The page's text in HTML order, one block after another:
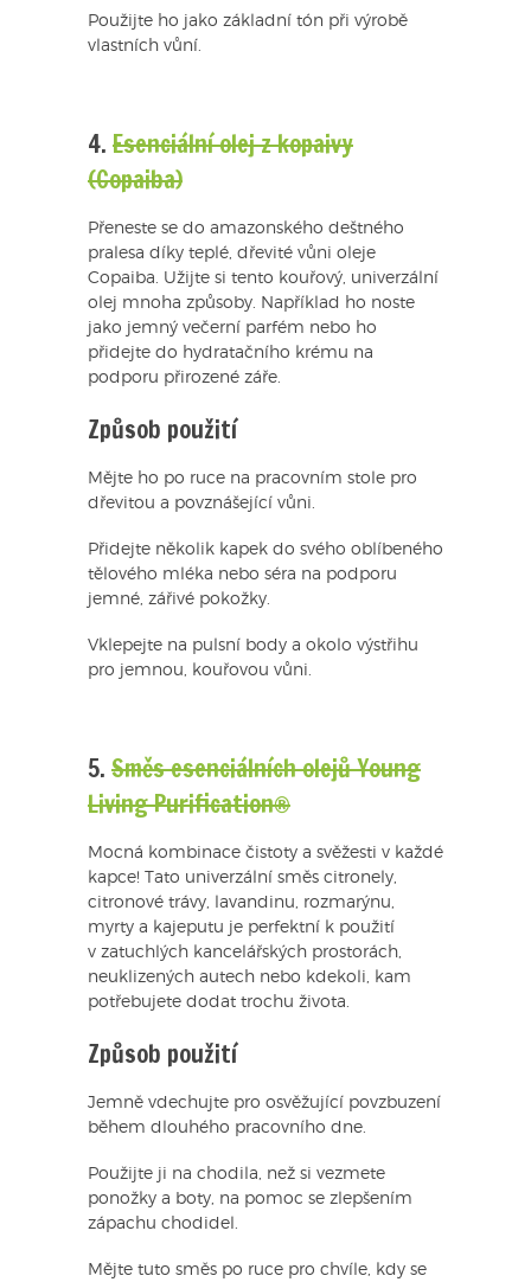
Použijte ho jako základní tón při výrobě
vlastních vůní.
4. Esenciální olej z kopaivy
(Copaiba)
Přeneste se do amazonského deštného
pralesa díky teplé, dřevité vůni oleje
Copaiba. Užijte si tento kouřový, univerzální
olej mnoha způsoby. Například ho noste
jako jemný večerní parfém nebo ho
přidejte do hydratačního krému na
podporu přirozené záře.
Způsob použití
Mějte ho po ruce na pracovním stole pro
dřevitou a povznášející vůni.
Přidejte několik kapek do svého oblíbeného
tělového mléka nebo séra na podporu
jemné, zářivé pokožky.
Vklepejte na pulsní body a okolo výstřihu
pro jemnou, kouřovou vůni.
5. Směs esenciálních olejů Young
Living Purification®
Mocná kombinace čistoty a svěžesti v každé
kapce! Tato univerzální směs citronely,
citronové trávy, lavandinu, rozmarýnu,
myrty a kajeputu je perfektní k použití
v zatuchlých kancelářských prostorách,
neuklizených autech nebo kdekoli, kam
potřebujete dodat trochu života.
Způsob použití
Jemně vdechujte pro osvěžující povzbuzení
během dlouhého pracovního dne.
Použijte ji na chodila, než si vezmete
ponožky a boty, na pomoc se zlepšením
zápachu chodidel.
Mějte tuto směs po ruce pro chvíle, kdy se